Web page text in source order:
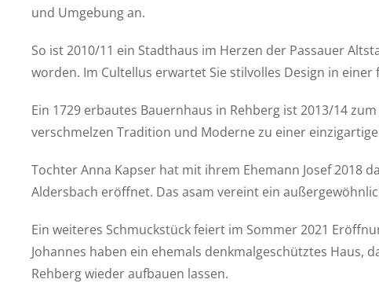
und Umgebung an.
So ist 2010/11 ein Stadthaus im Herzen der Passauer
worden. Im Cultellus erwartet Sie stilvolles Design in
Ein 1729 erbautes Bauernhaus in Rehberg ist 2013/14
verschmelzen Tradition und Moderne zu einer
Tochter Anna Kapser hat mit ihrem Ehemann Josef 2018
Aldersbach eröffnet. Das asam vereint ein
Ein weiteres Schmuckstück feiert im Sommer 2021
Johannes haben ein ehemals denkmalgeschütztes Haus,
Rehberg wieder aufbauen lassen.